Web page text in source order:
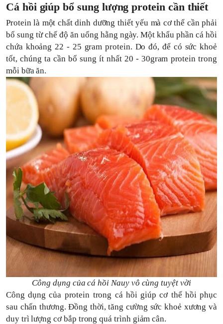
Cá hồi giúp bổ sung lượng protein cần thiết
Protein là một chất dinh dưỡng thiết yếu mà cơ thể cần phải
bổ sung từ chế độ ăn uống hằng ngày. Một khẩu phần cá hồi
chứa khoảng 22 - 25 gram protein. Do đó, để có sức khoẻ
tốt, chúng ta cần bổ sung ít nhất 20 - 30gram protein trong
mỗi bữa ăn.
Công dụng của cá hồi Nauy vô cùng tuyệt vời
Công dụng của protein trong cá hồi giúp cơ thể hồi phục
sau chấn thương. Đồng thời, tăng cường sức khoẻ xương và
duy trì lượng cơ bắp trong quá trình giảm cân.